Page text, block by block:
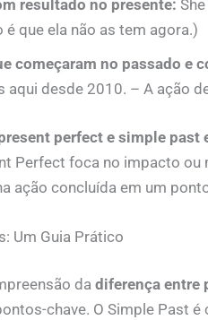
resultado no presente: She
é que ela não as tem agora.)
começaram no passado e
aqui desde 2010. – A ação
perfect e simple past
Perfect foca no impacto ou
ação concluída em um
Um Guia Prático
da diferença entre
chave. O Simple Past